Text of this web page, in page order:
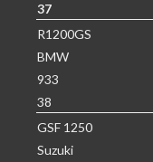
37
R1200GS
BMW
933
38
GSF 1250
Suzuki